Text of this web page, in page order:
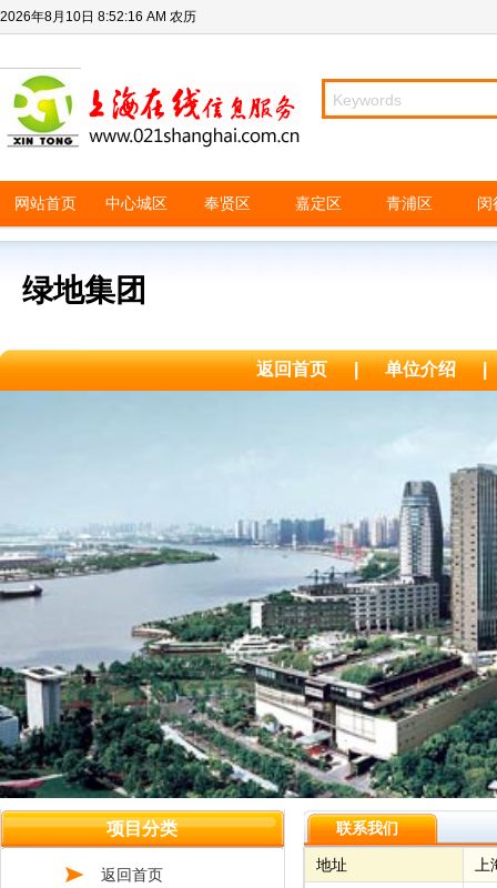
2026年8月10日 8:52:16 AM 农历
网站首页 中心城区 奉贤区 嘉定区 青浦区 闵
绿地集团
返回首页 | 单位介绍 |
项目分类
返回首页
联系我们
地址